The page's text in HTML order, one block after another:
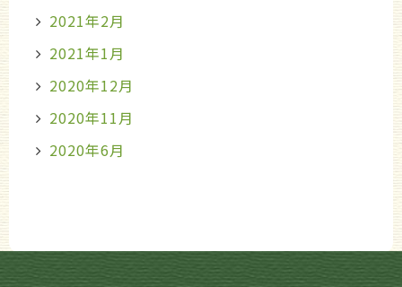
2021年2月
2021年1月
2020年12月
2020年11月
2020年6月